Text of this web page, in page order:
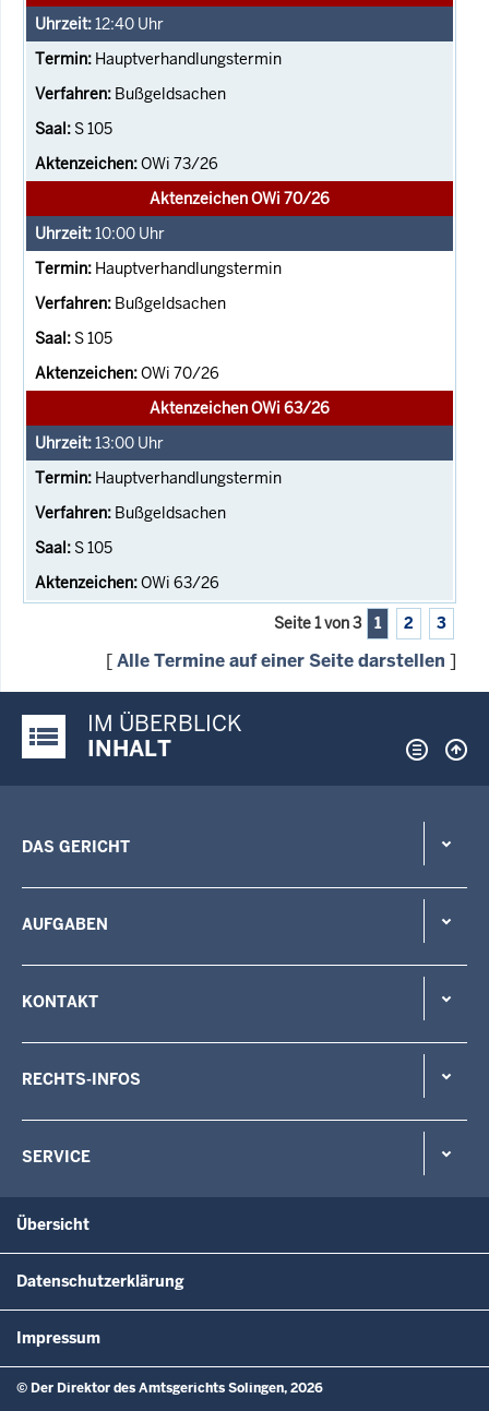
12:40 Uhr
Hauptverhandlungstermin
Bußgeldsachen
S 105
OWi 73/26
Aktenzeichen OWi 70/26
10:00 Uhr
Hauptverhandlungstermin
Bußgeldsachen
S 105
OWi 70/26
Aktenzeichen OWi 63/26
13:00 Uhr
Hauptverhandlungstermin
Bußgeldsachen
S 105
OWi 63/26
Seite 1 von 3 1 2 3
[Alle Termine auf einer Seite darstellen ]
Justiz-Portal im Überblick:
IM ÜBERBLICK
INHALT
DAS GERICHT
AUFGABEN
KONTAKT
RECHTS-INFOS
SERVICE
Übersicht
Datenschutzerklärung
Impressum
© Der Direktor des Amtsgerichts Solingen, 2026